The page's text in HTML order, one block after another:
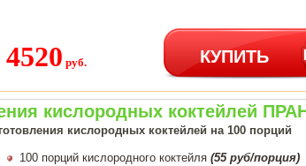
4520 руб. КУПИТЬ
кислородных коктейлей
кислородных коктейлей на 100 порций
100 порций кислородного коктейля (55 руб/порция)